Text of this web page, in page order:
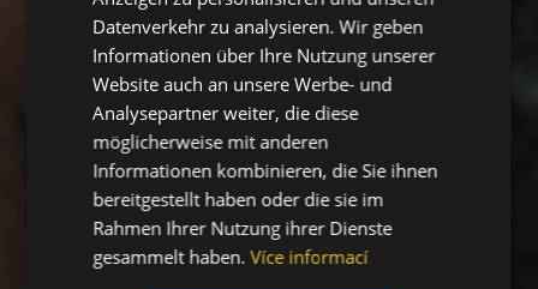
SLOVAK
ROMANIAN
GERMAN
Datenverkehr zu analysieren. Wir geben
Informationen über Ihre Nutzung unserer
Website auch an unsere Werbe- und
Analysepartner weiter, die diese
möglicherweise mit anderen
Informationen kombinieren, die Sie ihnen
bereitgestellt haben oder die sie im
Rahmen Ihrer Nutzung ihrer Dienste
gesammelt haben. Více informací